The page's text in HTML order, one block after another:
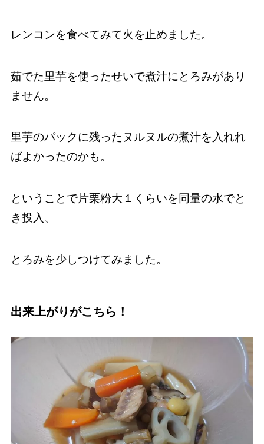
レンコンを食べてみて火を止めました。
茹でた里芋を使ったせいで煮汁にとろみがあり
ません。
里芋のパックに残ったヌルヌルの煮汁を入れれ
ばよかったのかも。
ということで片栗粉大１くらいを同量の水でと
き投入、
とろみを少しつけてみました。
出来上がりがこちら！